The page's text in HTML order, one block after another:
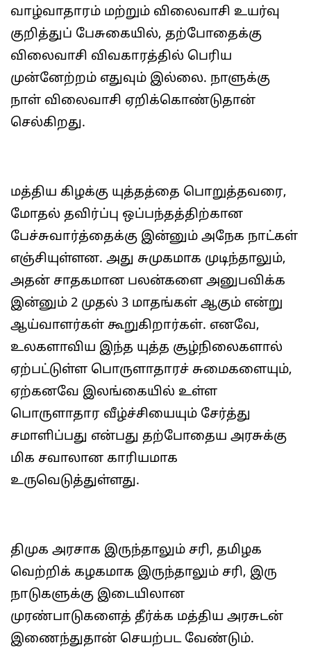
வாழ்வாதாரம் மற்றும் விலைவாசி உயர்வு
குறித்துப் பேசுகையில், தற்போதைக்கு
விலைவாசி விவகாரத்தில் பெரிய
முன்னேற்றம் எதுவும் இல்லை. நாளுக்கு
நாள் விலைவாசி ஏறிக்கொண்டுதான்
செல்கிறது.
மத்திய கிழக்கு யுத்தத்தை பொறுத்தவரை,
மோதல் தவிர்ப்பு ஒப்பந்தத்திற்கான
பேச்சுவார்த்தைக்கு இன்னும் அநேக நாட்கள்
எஞ்சியுள்ளன. அது சுமுகமாக முடிந்தாலும்,
அதன் சாதகமான பலன்களை அனுபவிக்க
இன்னும் 2 முதல் 3 மாதங்கள் ஆகும் என்று
ஆய்வாளர்கள் கூறுகிறார்கள். எனவே,
உலகளாவிய இந்த யுத்த சூழ்நிலைகளால்
ஏற்பட்டுள்ள பொருளாதாரச் சுமைகளையும்,
ஏற்கனவே இலங்கையில் உள்ள
பொருளாதார வீழ்ச்சியையும் சேர்த்து
சமாளிப்பது என்பது தற்போதைய அரசுக்கு
மிக சவாலான காரியமாக
உருவெடுத்துள்ளது.
திமுக அரசாக இருந்தாலும் சரி, தமிழக
வெற்றிக் கழகமாக இருந்தாலும் சரி, இரு
நாடுகளுக்கு இடையிலான
முரண்பாடுகளைத் தீர்க்க மத்திய அரசுடன்
இணைந்துதான் செயற்பட வேண்டும்.